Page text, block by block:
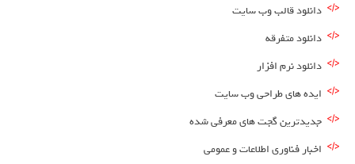
دانلود قالب وب سایت
دانلود متفرقه
دانلود نرم افزار
ایده های طراحی وب سایت
جدیدترین گجت های معرفی شده
اخبار فناوری اطلاعات و عمومی